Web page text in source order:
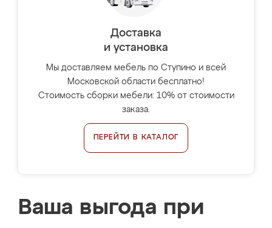
Доставка
и установка
Мы доставляем мебель по Ступино и всей
Московской области бесплатно!
Стоимость сборки мебели: 10% от стоимости
заказа.
ПЕРЕЙТИ В КАТАЛОГ
Ваша выгода при